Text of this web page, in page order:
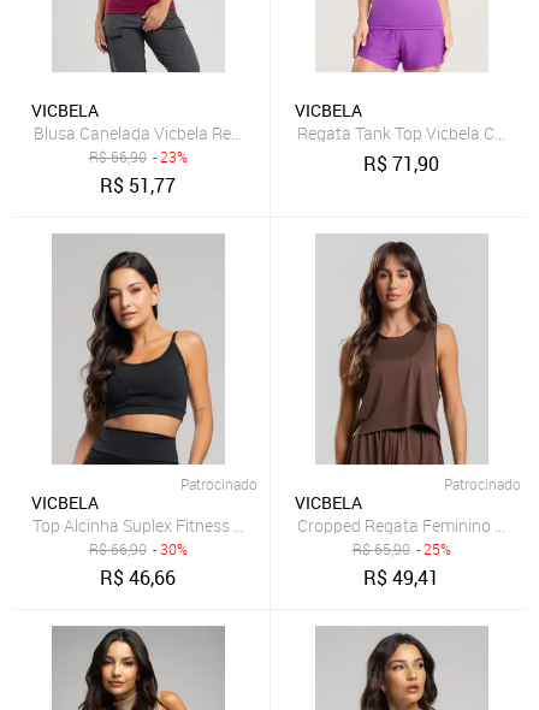
VICBELA
Blusa Canelada Vicbela Regata Gola Alta Vinho
R$66,90 - 23%
R$ 51,77
VICBELA
Regata Tank Top Vicbela
R$71,90
Patrocinado
VICBELA
Top Alcinha Suplex Fitness Vicbela Cropped Academia Treino Moda
R$66,90 - 30%
R$46,66
Patrocinado
VICBELA
Cropped Regata Feminino
R$65,90 - 25%
R$49,41